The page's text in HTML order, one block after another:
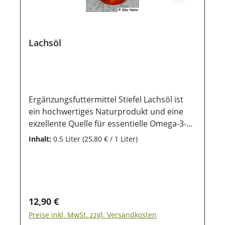
Lachsöl
Ergänzungsfuttermittel Stiefel Lachsöl ist
ein hochwertiges Naturprodukt und eine
exzellente Quelle für essentielle Omega-3-
und Omega-6-Fettsäuren. Diese wertvollen
sich ideal zur täglichen Fütterung von
Hunden, die von einer Extraportion an
gesunden Fettsäuren profitieren sollen. Mit
Inhalt: 0.5 Liter (25,80 € / 1 Liter)
Regulärer Preis:
12,90 €
Preise inkl. MwSt. zzgl. Versandkosten